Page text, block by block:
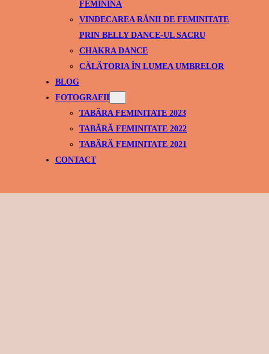
FEMININĂ
VINDECAREA RĂNII DE FEMINITATE
PRIN BELLY DANCE-UL SACRU
CHAKRA DANCE
CĂLĂTORIA ÎN LUMEA UMBRELOR
BLOG
FOTOGRAFII
TABĂRA FEMINITATE 2023
TABĂRĂ FEMINITATE 2022
TABĂRĂ FEMINITATE 2021
CONTACT